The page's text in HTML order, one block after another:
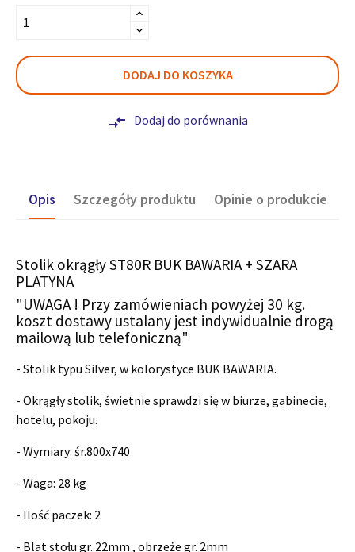
DODAJ DO KOSZYKA
compare_arrows Dodaj do porównania
Opis Szczegóły produktu Opinie o produkcie
Stolik okrągły ST80R BUK BAWARIA + SZARA
PLATYNA
"UWAGA ! Przy zamówieniach powyżej 30 kg.
koszt dostawy ustalany jest indywidualnie drogą
mailową lub telefoniczną"
- Stolik typu Silver, w kolorystyce BUK BAWARIA.
- Okrągły stolik, świetnie sprawdzi się w biurze, gabinecie,
hotelu, pokoju.
- Wymiary: śr.800x740
- Waga: 28 kg
- Ilość paczek: 2
- Blat stołu gr. 22mm , obrzeże gr. 2mm